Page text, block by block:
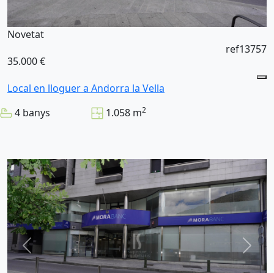
Novetat
35.000 €
ref13757
Local en lloguer a Andorra la Vella
4 banys
1.058 m2